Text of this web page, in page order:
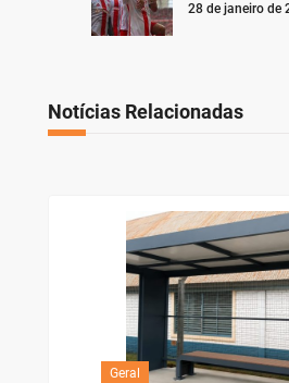
28 de janeiro de
Notícias Relacionadas
Geral